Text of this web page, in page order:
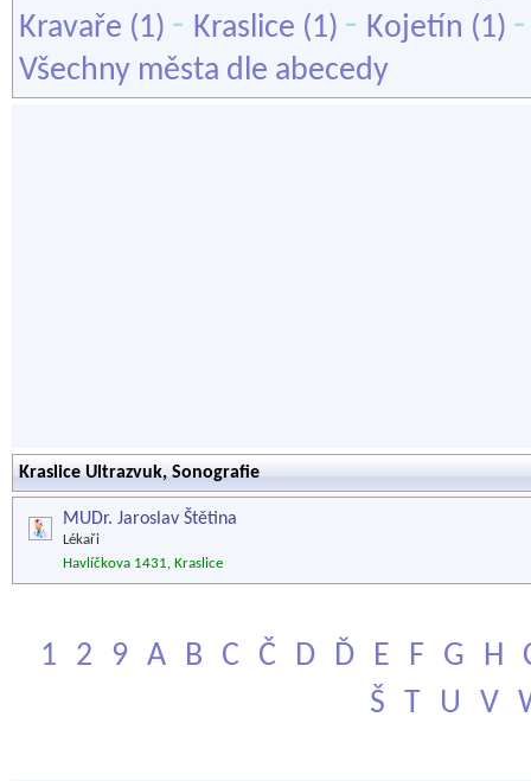
Kravaře (1) - Kraslice (1) - Kojetín (1)
Všechny města dle abecedy
Kraslice Ultrazvuk, Sonografie
MUDr. Jaroslav Štětina
Lékaři
Havlíčkova 1431, Kraslice
1 2 9 A B C Č D Ď E F G H
Š
T U V